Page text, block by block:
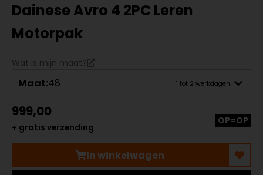
Dainese Avro 4 2PC Leren
Motorpak
Wat is mijn maat?
Maat:48 1 tot 2 werkdagen
999,00
+ gratis verzending
OP=OP
In winkelwagen